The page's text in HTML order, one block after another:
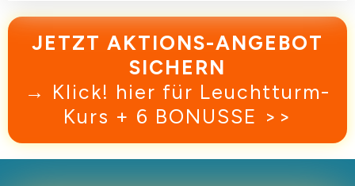
JETZT AKTIONS-ANGEBOT
SICHERN
→ Klick! hier für Leuchtturm-
Kurs + 6 BONUSSE >>